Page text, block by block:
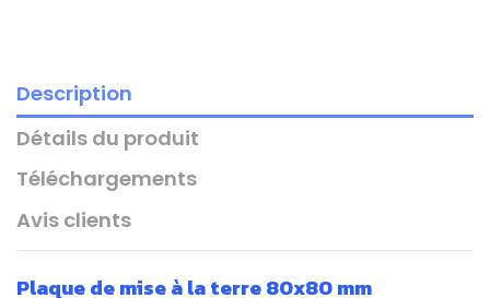
Description
Détails du produit
Téléchargements
Avis clients
Plaque de mise à la terre 80x80 mm